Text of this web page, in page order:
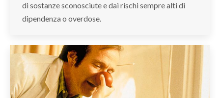
di sostanze sconosciute e dai rischi sempre alti di
dipendenza o overdose.